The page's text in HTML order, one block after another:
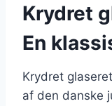
Krydret
En
Krydret
af den danske